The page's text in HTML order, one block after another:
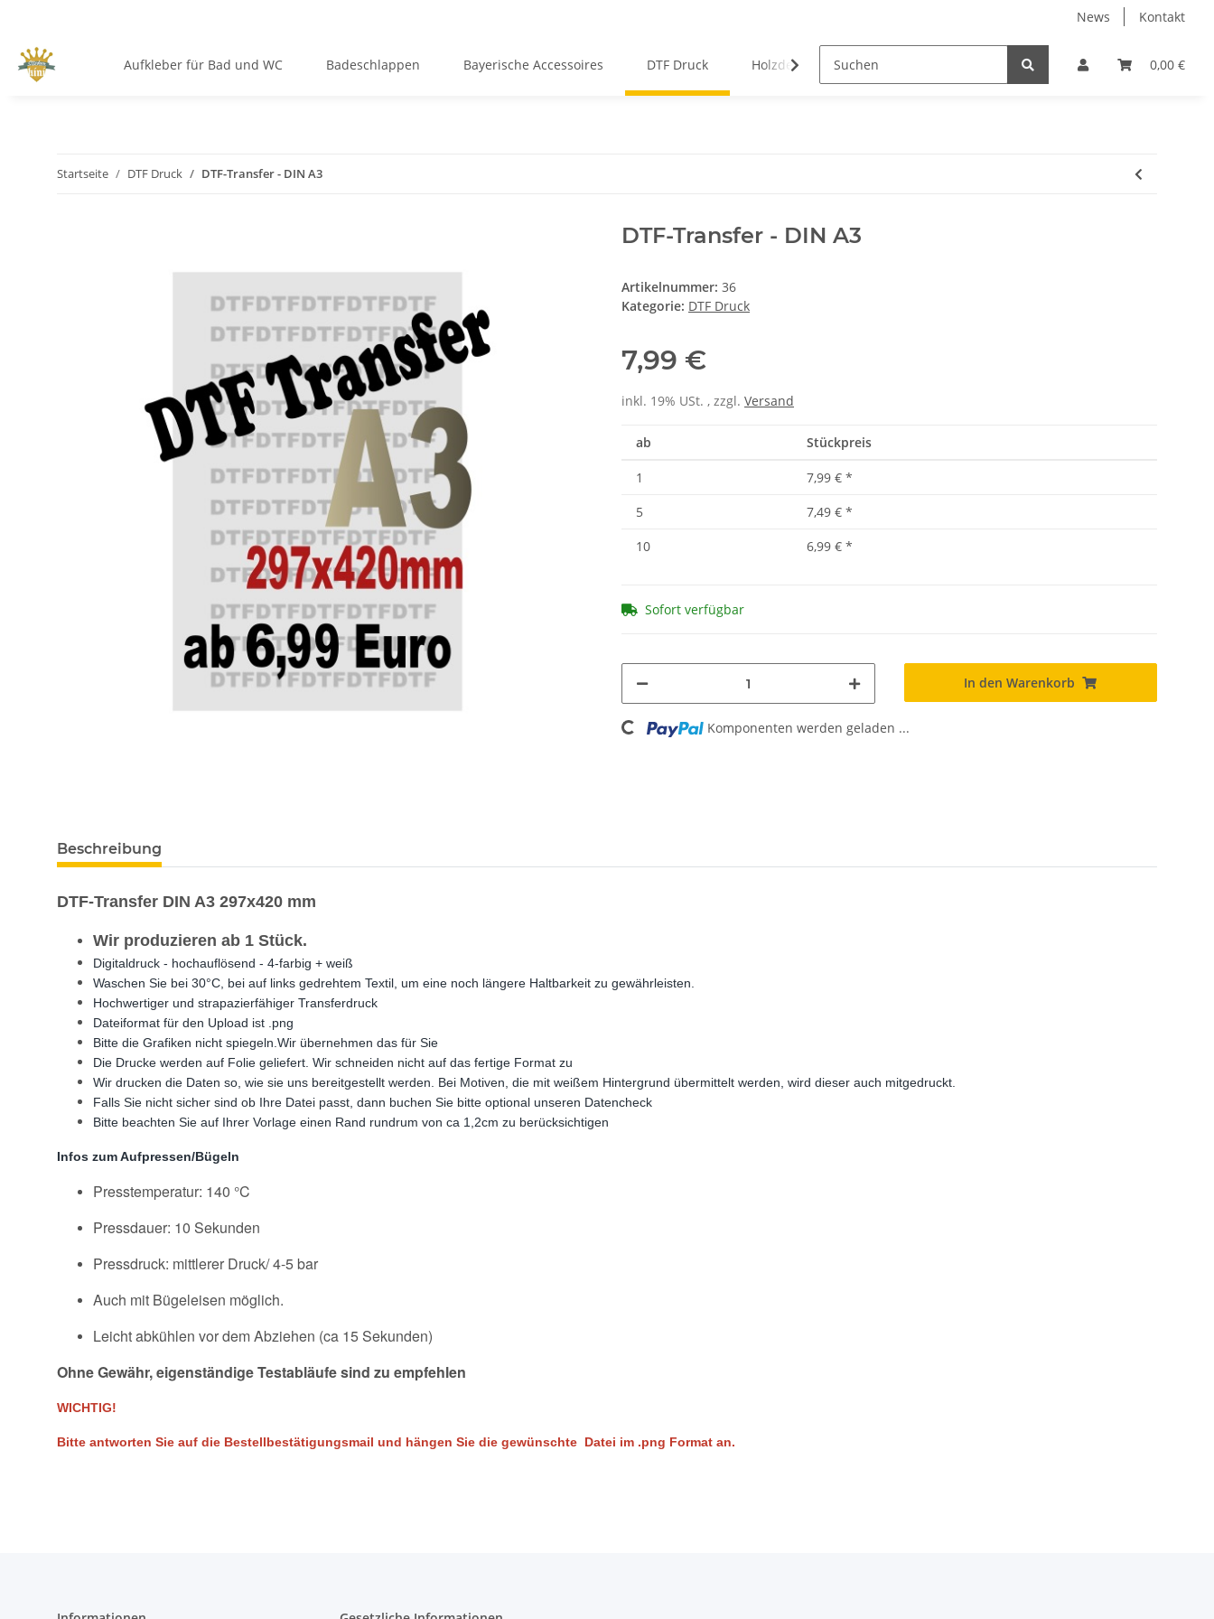
News Kontakt
0,00 €
Aufkleber für Bad und WC Badeschlappen Bayerische Accessoires DTF Druck Holzdeko Motorrad Dekore Segelnummern
Startseite DTF Druck DTF-Transfer - DIN A3
DTF-Transfer - DIN A3
Artikelnummer: 36
Kategorie: DTF Druck
7,99 €
inkl. 19% USt. , zzgl. Versand
ab Stückpreis
1 7,99 € *
5
7,49 € *
10
6,99 € *
Sofort verfügbar
In den Warenkorb
Loading... Komponenten werden geladen ...
Beschreibung
DTF-Transfer DIN A3 297x420 mm
Wir produzieren ab 1 Stück.
Digitaldruck - hochauflösend - 4-farbig + weiß
Waschen Sie bei 30°C, bei auf links gedrehtem Textil, um eine noch längere Haltbarkeit zu gewährleisten.
Hochwertiger und strapazierfähiger Transferdruck
Dateiformat für den Upload ist .png
Bitte die Grafiken nicht spiegeln.Wir übernehmen das für Sie
Die Drucke werden auf Folie geliefert. Wir schneiden nicht auf das fertige Format zu
Wir drucken die Daten so, wie sie uns bereitgestellt werden. Bei Motiven, die mit weißem Hintergrund übermittelt werden, wird dieser auch mitgedruckt.
Falls Sie nicht sicher sind ob Ihre Datei passt, dann buchen Sie bitte optional unseren Datencheck
Bitte beachten Sie auf Ihrer Vorlage einen Rand rundrum von ca 1,2cm zu berücksichtigen
Infos zum Aufpressen/Bügeln
Presstemperatur: 140 °C
Pressdauer: 10 Sekunden
Pressdruck: mittlerer Druck/ 4-5 bar
Auch mit Bügeleisen möglich.
Leicht abkühlen vor dem Abziehen (ca 15 Sekunden)
Ohne Gewähr, eigenständige Testabläufe sind zu empfehlen
WICHTIG!
Bitte antworten Sie auf die Bestellbestätigungsmail und hängen Sie die gewünschte Datei im .png Format an.